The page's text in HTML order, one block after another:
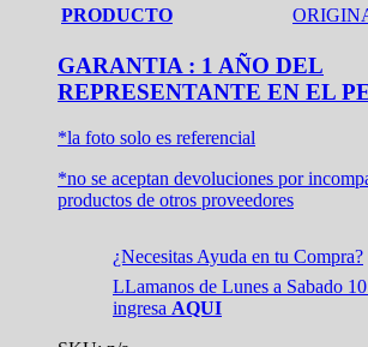
PRODUCTO
GARANTIA : 1 AÑO DEL
REPRESENTANTE EN EL
*la foto solo es referencial
*no se aceptan devoluciones por
productos de otros proveedores
¿Necesitas Ayuda en tu Compra?
LLamanos de Lunes a Sabado
ingresa AQUI